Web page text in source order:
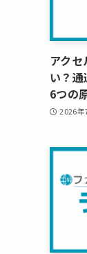
アク
い？
6つの
2026年